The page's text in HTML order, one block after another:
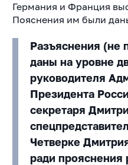
Германия и Франция
Пояснения им были
Разъяснения (не
даны на уровне
руководителя
Президента
секретаря
Четверке
ради прояснения